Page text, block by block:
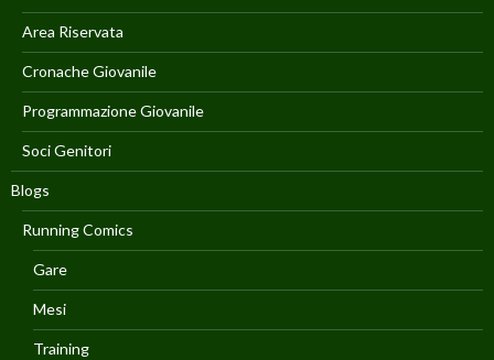
Area Riservata
Cronache Giovanile
Programmazione Giovanile
Soci Genitori
Blogs
Running Comics
Gare
Mesi
Training